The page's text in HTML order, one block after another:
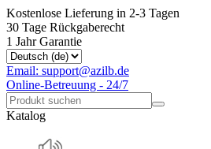
Kostenlose Lieferung in 2-3 Tagen
30 Tage Rückgaberecht
1 Jahr Garantie
Email: support@azilb.de
Online-Betreuung - 24/7
Katalog